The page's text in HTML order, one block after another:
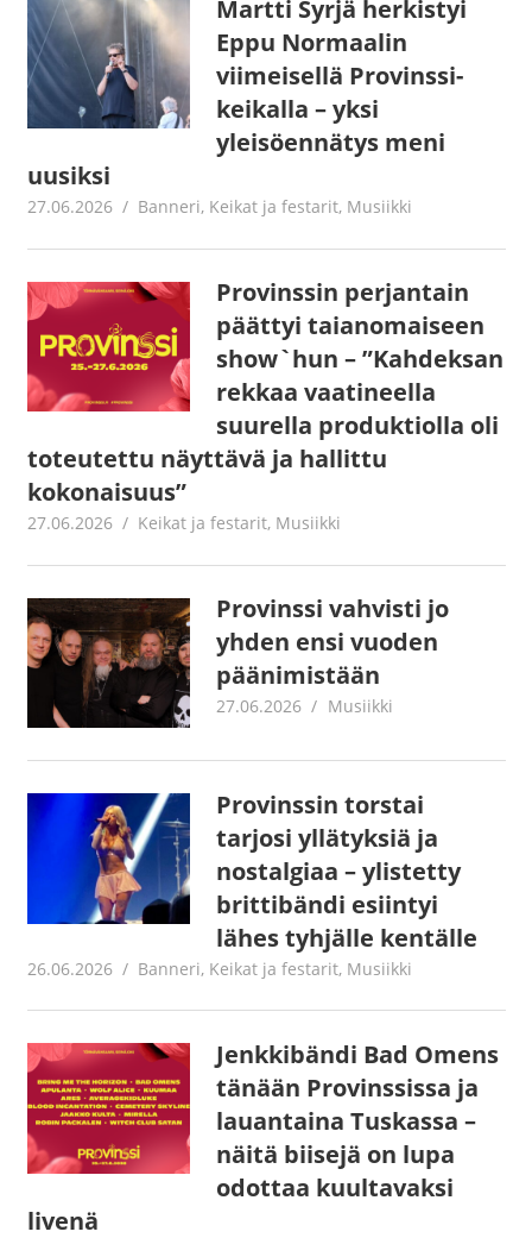
Martti Syrjä herkistyi
Eppu Normaalin
viimeisellä Provinssi-
keikalla – yksi
yleisöennätys meni
uusiksi
27.06.2026 Jouni Hirn
Banneri, Keikat ja festarit, Musiikki
Provinssin perjantain
päättyi taianomaiseen
show`hun – ”Kahdeksan
rekkaa vaatineella
suurella produktiolla oli
toteutettu näyttävä ja hallittu
kokonaisuus”
27.06.2026 Tomi Asuintupa
Keikat ja festarit, Musiikki
Provinssi vahvisti jo
yhden ensi vuoden
päänimistään
27.06.2026 Juha Kaunisto
Musiikki
Provinssin torstai
tarjosi yllätyksiä ja
nostalgiaa – ylistetty
brittibändi esiintyi
lähes tyhjälle kentälle
26.06.2026 Jouni Hirn
Banneri, Keikat ja festarit, Musiikki
Jenkkibändi Bad Omens
tänään Provinssissa ja
lauantaina Tuskassa –
näitä biisejä on lupa
odottaa kuultavaksi
livenä